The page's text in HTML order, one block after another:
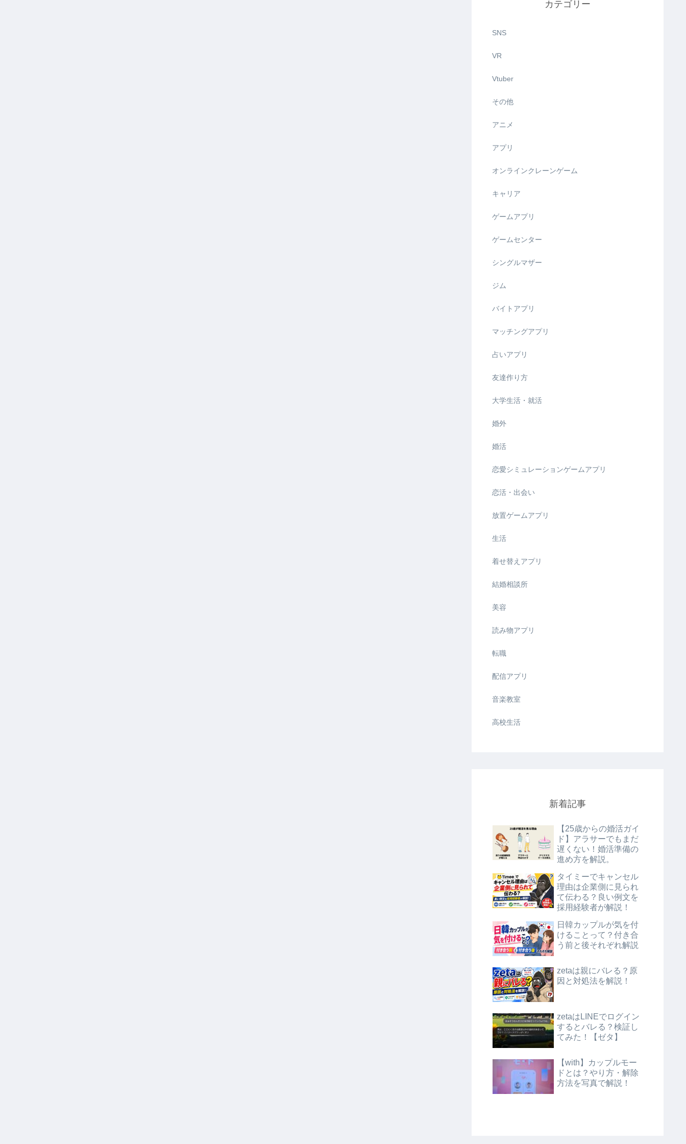
カテゴリー
SNS
VR
Vtuber
その他
アニメ
アプリ
オンラインクレーンゲーム
キャリア
ゲームアプリ
ゲームセンター
シングルマザー
ジム
バイトアプリ
マッチングアプリ
占いアプリ
友達作り方
大学生活・就活
婚外
婚活
恋愛シミュレーションゲームアプリ
恋活・出会い
放置ゲームアプリ
生活
着せ替えアプリ
結婚相談所
美容
読み物アプリ
転職
配信アプリ
音楽教室
高校生活
新着記事
【25歳からの婚活ガイ
ド】アラサーでもまだ
遅くない！婚活準備の
進め方を解説。
タイミーでキャンセル
理由は企業側に見られ
て伝わる？良い例文を
採用経験者が解説！
日韓カップルが気を付
けることって？付き合
う前と後それぞれ解説
zetaは親にバレる？原
因と対処法を解説！
zetaはLINEでログイン
するとバレる？検証し
てみた！【ゼタ】
【with】カップルモー
ドとは？やり方・解除
方法を写真で解説！